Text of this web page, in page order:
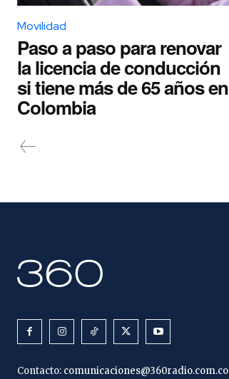
Movilidad
Paso a paso para renovar
la licencia de conducción
si tiene más de 65 años en
Colombia
Contacto: comunicaciones@360radio.com.co